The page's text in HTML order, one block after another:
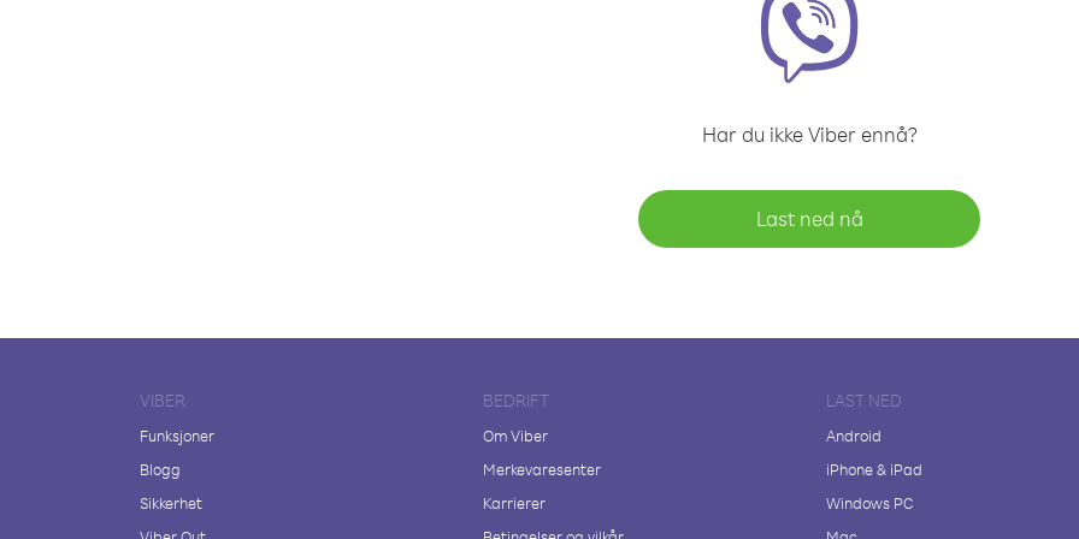
Har du ikke Viber ennå?
Last ned nå
VIBER
Funksjoner
Blogg
Sikkerhet
BEDRIFT
Om Viber
Merkevaresenter
Karrierer
LAST NED
Android
iPhone & iPad
Windows PC